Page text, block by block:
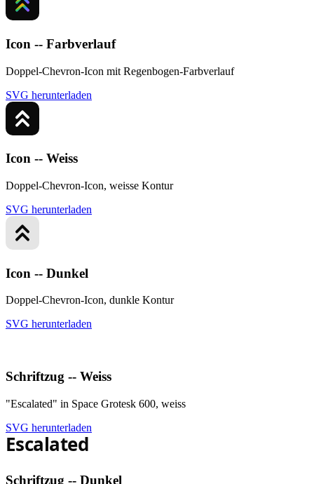
Icon -- Farbverlauf
Doppel-Chevron-Icon mit Regenbogen-Farbverlauf
SVG herunterladen
Icon -- Weiss
Doppel-Chevron-Icon, weisse Kontur
SVG herunterladen
Icon -- Dunkel
Doppel-Chevron-Icon, dunkle Kontur
SVG herunterladen
Schriftzug -- Weiss
"Escalated" in Space Grotesk 600, weiss
SVG herunterladen
Schriftzug -- Dunkel